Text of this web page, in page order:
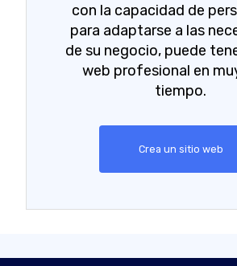
con la capacidad de
para adaptarse a las
de su negocio, puede
web profesional en
tiempo.
Crea un sitio web